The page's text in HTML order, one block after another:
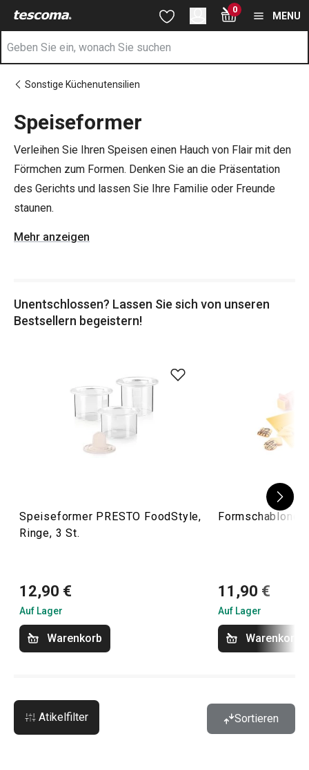
Sie befinden sich auf der Speiseformer Seite
Zum Hauptinhalt springen
Zur Suche springen
Zur Navigation springen 0
MENU
Sonstige Küchenutensilien
Speiseformer
Verleihen Sie Ihren Speisen einen Hauch von Flair mit den
Förmchen zum Formen. Denken Sie an die Präsentation
des Gerichts und lassen Sie Ihre Familie oder Freunde
staunen.
Die Förmchen eignen sich zum stilvollen Anrichten von
oder als Werkzeug zum Ausstechen von Teig.
Mehr anzeigen
Unentschlossen? Lassen Sie sich von unseren
Bestsellern begeistern!
Speiseformer PRESTO FoodStyle,
Ringe, 3 St.
12,90 €
Auf Lager
Warenkorb
Formschablonen
11,90 €
Auf Lager
Warenkorb
Atikelfilter Sortieren